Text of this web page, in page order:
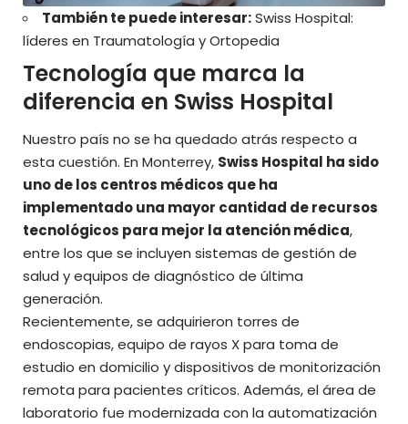
También te puede interesar:Swiss Hospital:
líderes en Traumatología y Ortopedia
Tecnología que marca la
diferencia en Swiss Hospital
Nuestro país no se ha quedado atrás respecto a
esta cuestión. En Monterrey, Swiss Hospital ha sido
uno de los centros médicos que ha
implementado una mayor cantidad de recursos
tecnológicos para mejor la atención médica,
entre los que se incluyen sistemas de gestión de
salud y equipos de diagnóstico de última
generación.
Recientemente, se adquirieron torres de
endoscopias, equipo de rayos X para toma de
estudio en domicilio y dispositivos de monitorización
remota para pacientes críticos. Además, el área de
laboratorio fue modernizada con la automatización